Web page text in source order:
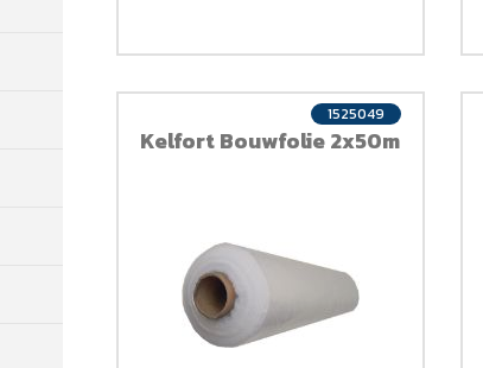
Kelfort Bouwfolie 2x50m
1525049